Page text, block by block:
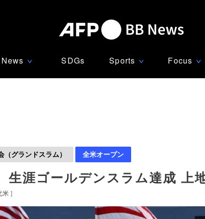
News ∨ SDGs Sports ∨ Focus ∨
（グランドスラム） 全米オープン
生涯ゴールデンスラム達成 上
米 ]